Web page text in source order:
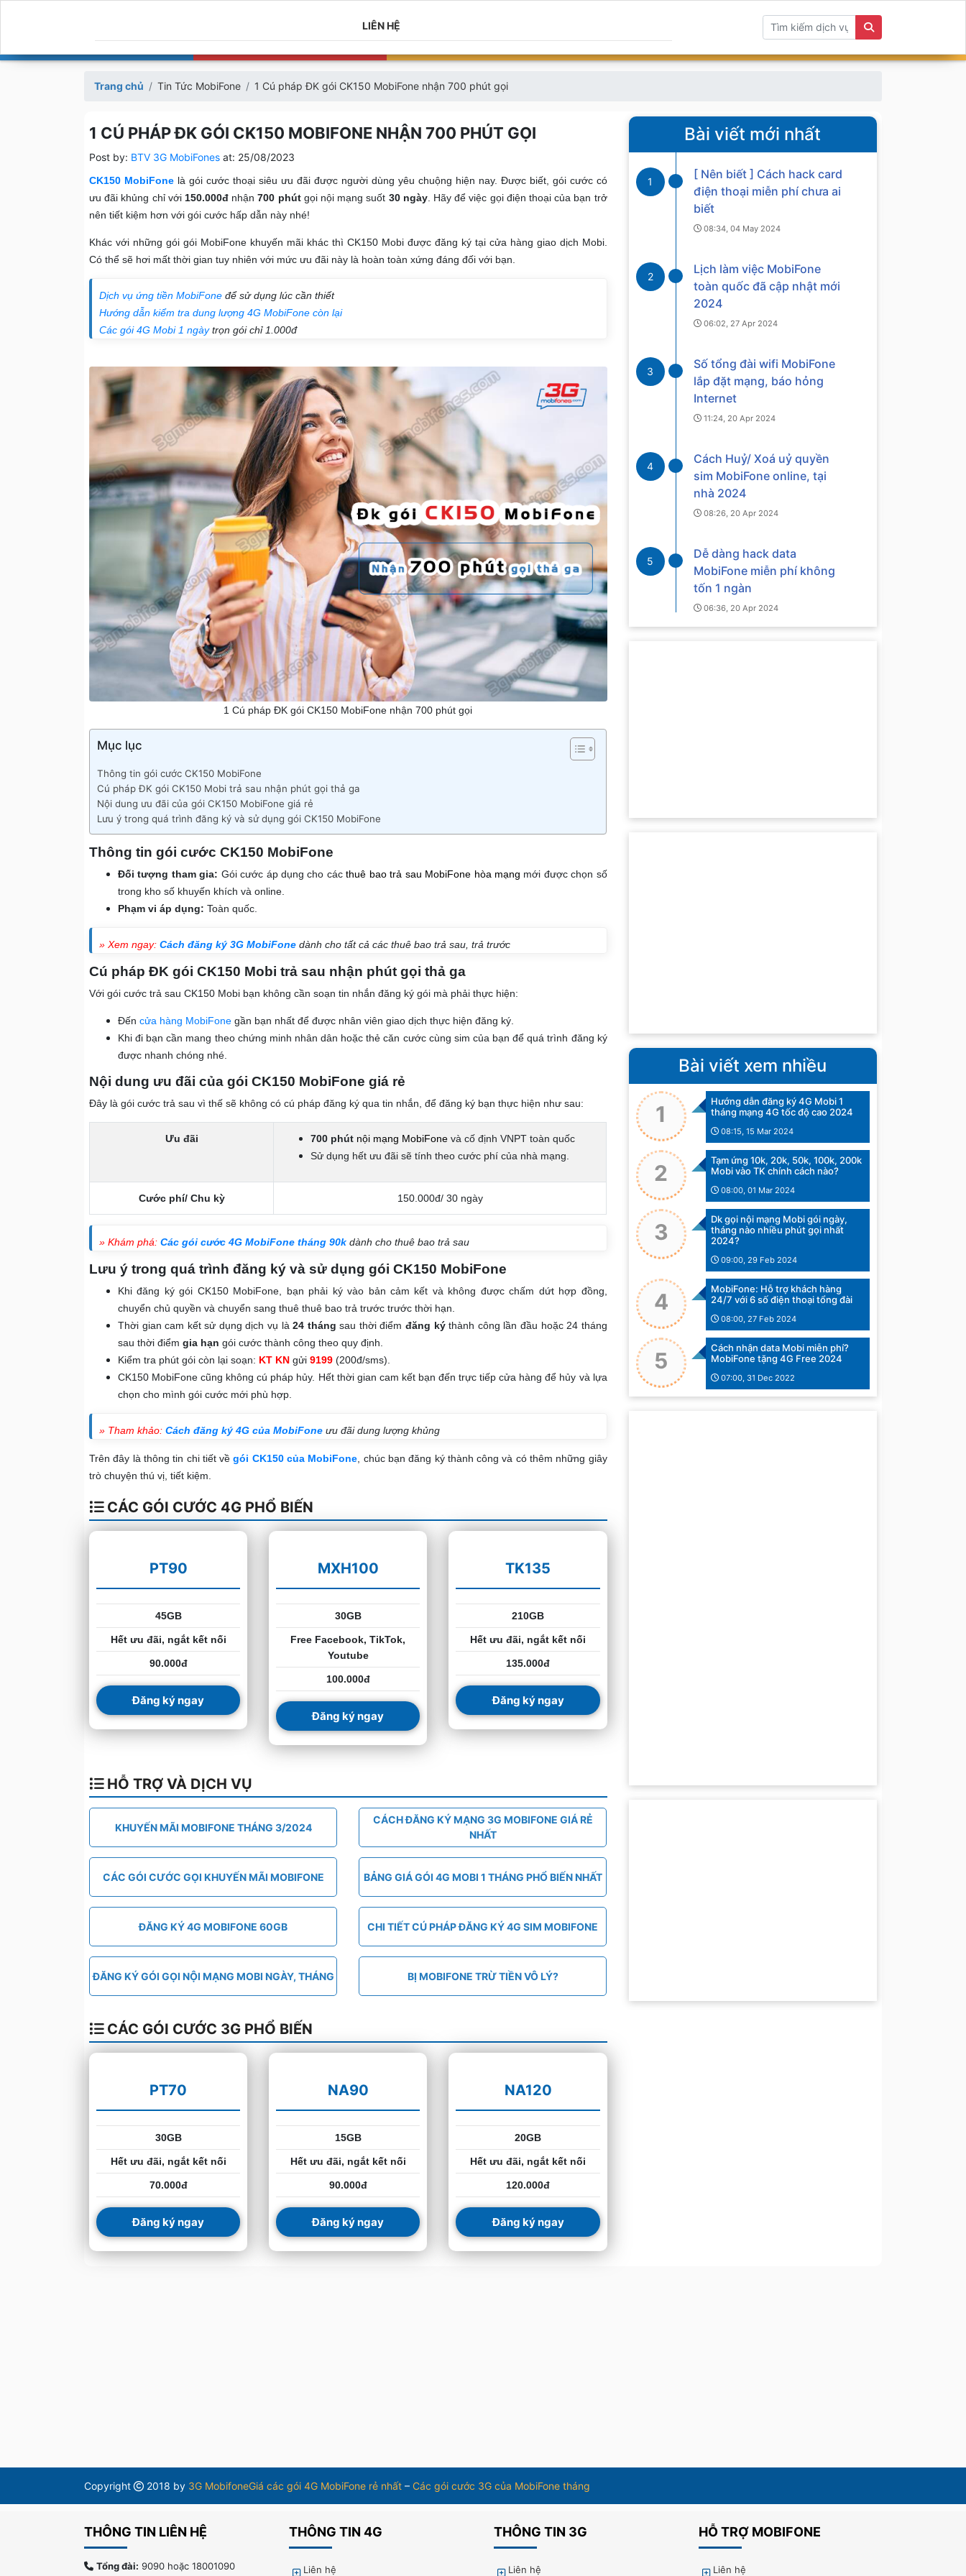
LIÊN HỆ
Trang chủ Tin Tức MobiFone 1 Cú pháp ĐK gói CK150 MobiFone nhận 700 phút gọi
1 CÚ PHÁP ĐK GÓI CK150 MOBIFONE NHẬN 700 PHÚT GỌI
Post by: BTV 3G MobiFones at: 25/08/2023
CK150 MobiFonelà gói cước thoại siêu ưu đãi được người dùng yêu chuộng hiện nay. Được biết, gói cước có
ưu đãi khủng chỉ với 150.000đ nhận700 phútgọi nội mạng suốt 30 ngày. Hãy để việc gọi điện thoại của bạn trở
nên tiết kiệm hơn với gói cước hấp dẫn này nhé!
Khác với những gói gói MobiFone khuyến mãi khác thì CK150 Mobi được đăng ký tại cửa hàng giao dịch Mobi.
Có thể sẽ hơi mất thời gian tuy nhiên với mức ưu đãi này là hoàn toàn xứng đáng đối với bạn.
Dịch vụ ứng tiền MobiFone để sử dụng lúc cần thiết
Hướng dẫn kiểm tra dung lượng 4G MobiFone còn lại
Các gói 4G Mobi 1 ngàytrọn gói chỉ 1.000đ
1 Cú pháp ĐK gói CK150 MobiFone nhận 700 phút gọi
Mục lục
Thông tin gói cước CK150 MobiFone
Cú pháp ĐK gói CK150 Mobi trả sau nhận phút gọi thả ga
Nội dung ưu đãi của gói CK150 MobiFone giá rẻ
Lưu ý trong quá trình đăng ký và sử dụng gói CK150 MobiFone
Thông tin gói cước CK150 MobiFone
Đối tượng tham gia: Gói cước áp dụng cho cácthuê bao trả sau MobiFone hòa mạng mới được chọn số
trong kho số khuyến khích và online.
Phạm vi áp dụng: Toàn quốc.
» Xem ngay: Cách đăng ký 3G MobiFone dành cho tất cả các thuê bao trả sau, trả trước
Cú pháp ĐK gói CK150 Mobi trả sau nhận phút gọi thả ga
Với gói cước trả sau CK150 Mobi bạn không cần soạn tin nhắn đăng ký gói mà phải thực hiện:
Đến cửa hàng MobiFone gần bạn nhất để được nhân viên giao dịch thực hiện đăng ký.
Khi đi bạn cần mang theo chứng minh nhân dân hoặc thẻ căn cước cùng sim của bạn để quá trình đăng ký
được nhanh chóng nhé.
Nội dung ưu đãi của gói CK150 MobiFone giá rẻ
Đây là gói cước trả sau vì thế sẽ không có cú pháp đăng ký qua tin nhắn, để đăng ký bạn thực hiện như sau:
Ưu đãi 700 phút nội mạng MobiFonevà cố định VNPT toàn quốc
Sử dụng hết ưu đãi sẽ tính theo cước phí của nhà mạng.
Cước phí/ Chu kỳ 150.000đ/ 30 ngày
» Khám phá: Các gói cước 4G MobiFone tháng 90k dành cho thuê bao trả sau
Lưu ý trong quá trình đăng ký và sử dụng gói CK150 MobiFone
Khi đăng ký gói CK150 MobiFone, bạn phải ký vào bản cảm kết và không được chấm dứt hợp đồng,
chuyển chủ quyền và chuyển sang thuê thuê bao trả trước trước thời hạn.
Thời gian cam kết sử dụng dịch vụ là24 tháng sau thời điểmđăng kýthành công lần đầu hoặc 24 tháng
sau thời điểm gia hạn gói cước thành công theo quy định.
Kiểm tra phút gói còn lại soạn: KT KN gửi 9199 (200đ/sms).
CK150 MobiFone cũng không cú pháp hủy. Hết thời gian cam kết bạn đến trực tiếp cửa hàng để hủy và lựa
chọn cho mình gói cước mới phù hợp.
» Tham khảo: Cách đăng ký 4G của MobiFone ưu đãi dung lượng khủng
Trên đây là thông tin chi tiết vềgói CK150 của MobiFone , chúc bạn đăng ký thành công và có thêm những giây
trò chuyện thú vị, tiết kiệm.
CÁC GÓI CƯỚC 4G PHỔ BIẾN
PT90
45GB
Hết ưu đãi, ngắt kết nối
90.000đ
Đăng ký ngay
MXH100
30GB
Free Facebook, TikTok,
Youtube
100.000đ
Đăng ký ngay
TK135
210GB
Hết ưu đãi, ngắt kết nối
135.000đ
Đăng ký ngay
HỖ TRỢ VÀ DỊCH VỤ
KHUYẾN MÃI MOBIFONE THÁNG 3/2024
CÁCH ĐĂNG KÝ MẠNG 3G MOBIFONE GIÁ RẺ
NHẤT
CÁC GÓI CƯỚC GỌI KHUYẾN MÃI MOBIFONE BẢNG GIÁ GÓI 4G MOBI 1 THÁNG PHỔ BIẾN NHẤT
ĐĂNG KÝ 4G MOBIFONE 60GB CHI TIẾT CÚ PHÁP ĐĂNG KÝ 4G SIM MOBIFONE
ĐĂNG KÝ GÓI GỌI NỘI MẠNG MOBI NGÀY, THÁNG BỊ MOBIFONE TRỪ TIỀN VÔ LÝ?
CÁC GÓI CƯỚC 3G PHỔ BIẾN
PT70
30GB
Hết ưu đãi, ngắt kết nối
70.000đ
Đăng ký ngay
NA90
15GB
Hết ưu đãi, ngắt kết nối
90.000đ
Đăng ký ngay
NA120
20GB
Hết ưu đãi, ngắt kết nối
120.000đ
Đăng ký ngay
Bài viết mới nhất
1
[ Nên biết ] Cách hack card
điện thoại miễn phí chưa ai
biết
08:34, 04 May 2024
2
Lịch làm việc MobiFone
toàn quốc đã cập nhật mới
2024
06:02, 27 Apr 2024
3
Số tổng đài wifi MobiFone
lắp đặt mạng, báo hỏng
Internet
11:24, 20 Apr 2024
4
Cách Huỷ/ Xoá uỷ quyền
sim MobiFone online, tại
nhà 2024
08:26, 20 Apr 2024
5
Dễ dàng hack data
MobiFone miễn phí không
tốn 1 ngàn
06:36, 20 Apr 2024
Bài viết xem nhiều
1
Hướng dẫn đăng ký 4G Mobi 1
tháng mạng 4G tốc độ cao 2024
08:15, 15 Mar 2024
2
Tạm ứng 10k, 20k, 50k, 100k, 200k
Mobi vào TK chính cách nào?
08:00, 01 Mar 2024
3
Dk gọi nội mạng Mobi gói ngày,
tháng nào nhiều phút gọi nhất
2024?
09:00, 29 Feb 2024
4
MobiFone: Hỗ trợ khách hàng
24/7 với 6 số điện thoại tổng đài
08:00, 27 Feb 2024
5
Cách nhận data Mobi miễn phí?
MobiFone tặng 4G Free 2024
07:00, 31 Dec 2022
Copyright 2018 by 3G MobifoneGiá các gói 4G MobiFone rẻ nhất – Các gói cước 3G của MobiFone tháng
THÔNG TIN LIÊN HỆ
Tổng đài: 9090 hoặc 18001090
THÔNG TIN 4G
Liên hệ
THÔNG TIN 3G
Liên hệ
HỖ TRỢ MOBIFONE
Liên hệ